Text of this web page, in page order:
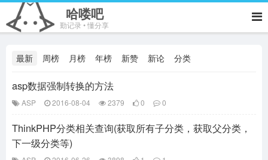
哈喽吧
勤记录 • 懂分享
最新 周榜 月榜 年榜 新赞 新论 分类
asp数据强制转换的方法
ASP 2016-08-04 2379 0 0
ThinkPHP分类相关查询(获取所有子分类，获取父分类，
下一级分类等)